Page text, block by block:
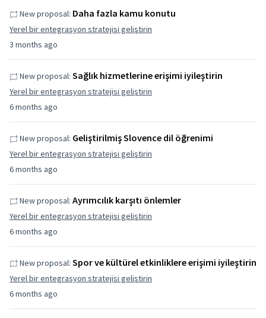
3 months ago
New proposal: Daha fazla kamu konutu
Yerel bir entegrasyon stratejisi geliştirin
6 months ago
New proposal: Sağlık hizmetlerine erişimi iyileştirin
Yerel bir entegrasyon stratejisi geliştirin
6 months ago
New proposal: Geliştirilmiş Slovence dil öğrenimi
Yerel bir entegrasyon stratejisi geliştirin
6 months ago
New proposal: Ayrımcılık karşıtı önlemler
Yerel bir entegrasyon stratejisi geliştirin
6 months ago
New proposal: Spor ve kültürel etkinliklere erişimi iyileştirin
Yerel bir entegrasyon stratejisi geliştirin